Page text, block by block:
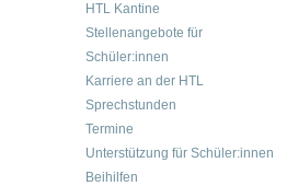
HTL Kantine
Stellenangebote für
Schüler:innen
Karriere an der HTL
Sprechstunden
Termine
Unterstützung für Schüler:innen
Beihilfen